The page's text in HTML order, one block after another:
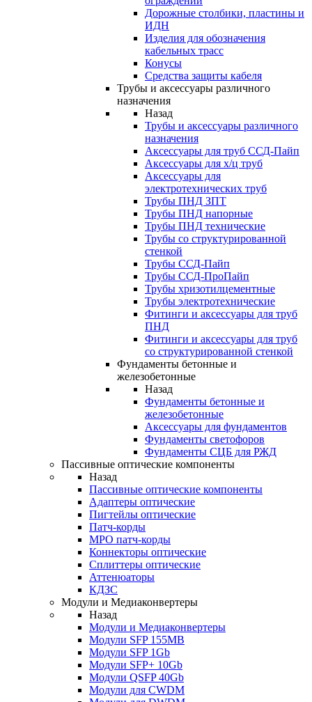
Дорожные столбики, пластины и
ИДН
Изделия для обозначения
кабельных трасс
Конусы
Средства защиты кабеля
Трубы и аксессуары различного
назначения
Назад
Трубы и аксессуары различного
назначения
Аксессуары для труб ССД-Пайп
Аксессуары для х/ц труб
Аксессуары для
электротехнических труб
Трубы ПНД ЗПТ
Трубы ПНД напорные
Трубы ПНД технические
Трубы со структурированной
стенкой
Трубы ССД-Пайп
Трубы ССД-ПроПайп
Трубы хризотилцементные
Трубы электротехнические
Фитинги и аксессуары для труб
ПНД
Фитинги и аксессуары для труб
со структурированной стенкой
Фундаменты бетонные и
железобетонные
Назад
Фундаменты бетонные и
железобетонные
Аксессуары для фундаментов
Фундаменты светофоров
Фундаменты СЦБ для РЖД
Пассивные оптические компоненты
Назад
Пассивные оптические компоненты
Адаптеры оптические
Пигтейлы оптические
Патч-корды
MPO патч-корды
Коннекторы оптические
Сплиттеры оптические
Аттенюаторы
КДЗС
Модули и Медиаконвертеры
Назад
Модули и Медиаконвертеры
Модули SFP 155MB
Модули SFP 1Gb
Модули SFP+ 10Gb
Модули QSFP 40Gb
Модули для CWDM